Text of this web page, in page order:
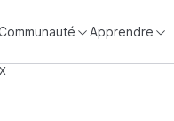
Apprendre